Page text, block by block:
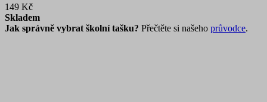
149 Kč
Skladem
Jak správně vybrat školní tašku? Přečtěte si našeho průvodce.